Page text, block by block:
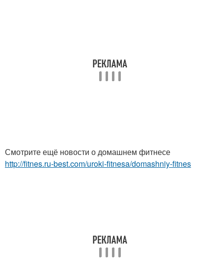
Смотрите ещё новости о домашнем фитнесе
http://fitnes.ru-best.com/uroki-fitnesa/domashniy-fitnes